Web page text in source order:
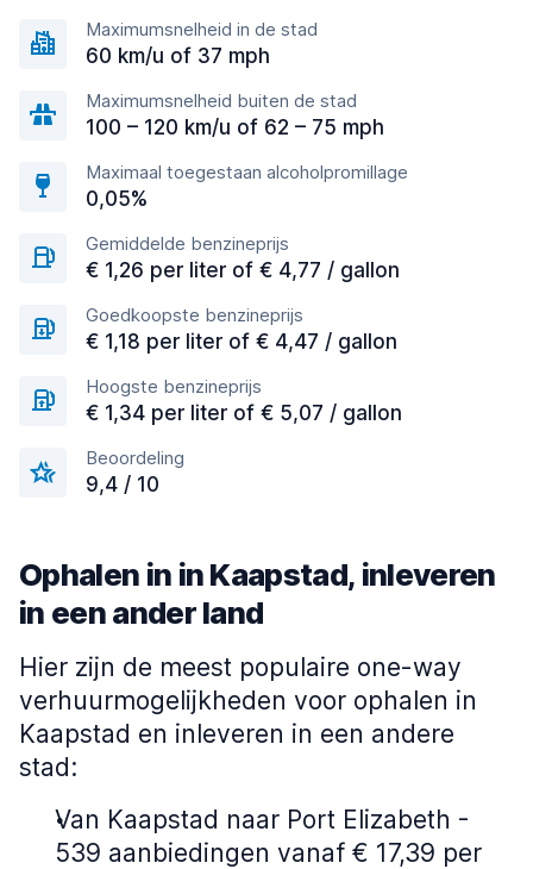
Maximumsnelheid in de stad
60 km/u of 37 mph
Maximumsnelheid buiten de stad
100 – 120 km/u of 62 – 75 mph
Maximaal toegestaan alcoholpromillage
0,05%
Gemiddelde benzineprijs
€ 1,26 per liter of € 4,77 / gallon
Goedkoopste benzineprijs
€ 1,18 per liter of € 4,47 / gallon
Hoogste benzineprijs
€ 1,34 per liter of € 5,07 / gallon
Beoordeling
9,4 / 10
Ophalen in in Kaapstad, inleveren
in een ander land
Hier zijn de meest populaire one-way
verhuurmogelijkheden voor ophalen in
Kaapstad en inleveren in een andere
stad:
Van Kaapstad naar Port Elizabeth -
539 aanbiedingen vanaf € 17,39 per